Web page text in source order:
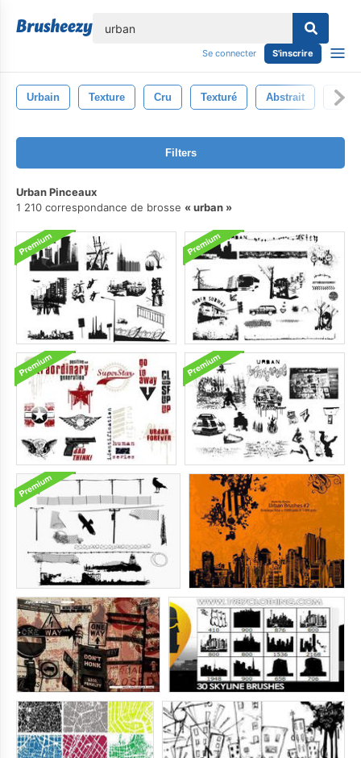
Se connecter S'inscrire
Urbain Texture Cru Texturé Abstrait Vieux
Filters
Urban Pinceaux
1 210 correspondance de brosse
urban